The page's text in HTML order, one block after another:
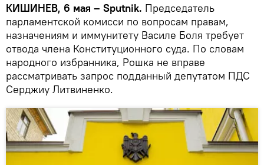
КИШИНЕВ, 6 мая – Sputnik. Председатель
парламентской комисси по вопросам правам,
назначениям и иммунитету Василе Боля требует
отвода члена Конституционного суда. По словам
народного избранника, Рошка не вправе
рассматривать запрос подданный депутатом ПДС
Серджиу Литвиненко.